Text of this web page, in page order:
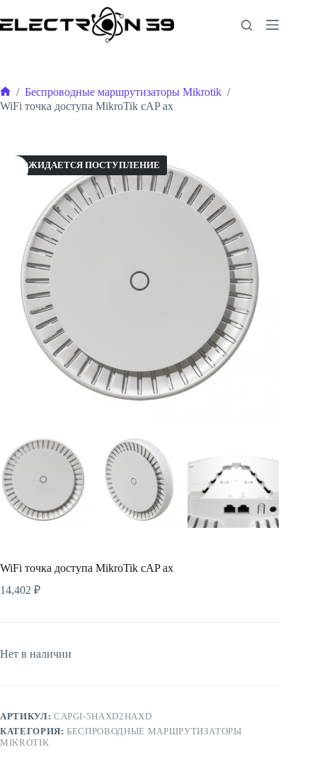
к
сути
Главная
/ Беспроводные маршрутизаторы Mikrotik /
WiFi точка доступа MikroTik cAP ax
ОЖИДАЕТСЯ ПОСТУПЛЕНИЕ
WiFi точка доступа MikroTik cAP ax
14,402 ₽
Нет в наличии
АРТИКУЛ: CAPGI-5HAXD2HAXD
КАТЕГОРИЯ:БЕСПРОВОДНЫЕ МАРШРУТИЗАТОРЫ
MIKROTIK